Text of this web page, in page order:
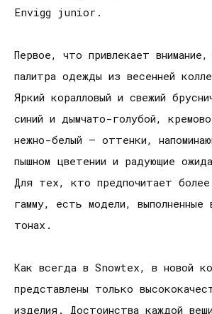
Envigg junior.
Первое, что привлекает
палитра одежды из весенней
Яркий коралловый и свежий
синий и дымчато-голубой,
нежно-белый — оттенки,
пышном цветении и радующие
Для тех, кто предпочитает более
гамму, есть модели, выполненные
тонах.
Как всегда в Snowtex, в новой
представлены только
изделия. Достоинства каждой